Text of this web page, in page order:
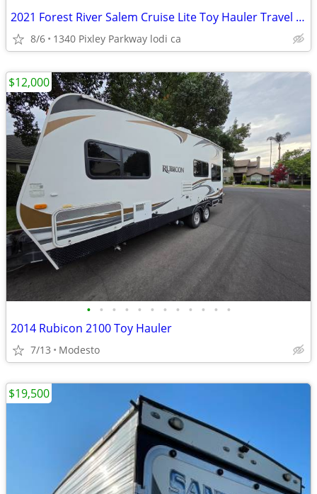
2021 Forest River Salem Cruise Lite Toy Hauler Travel Trailer
8/6 1340 Pixley Parkway lodi ca
• • • • • • • • • • • •
2014 Rubicon 2100 Toy Hauler
7/13 Modesto
$12,000
$19,500